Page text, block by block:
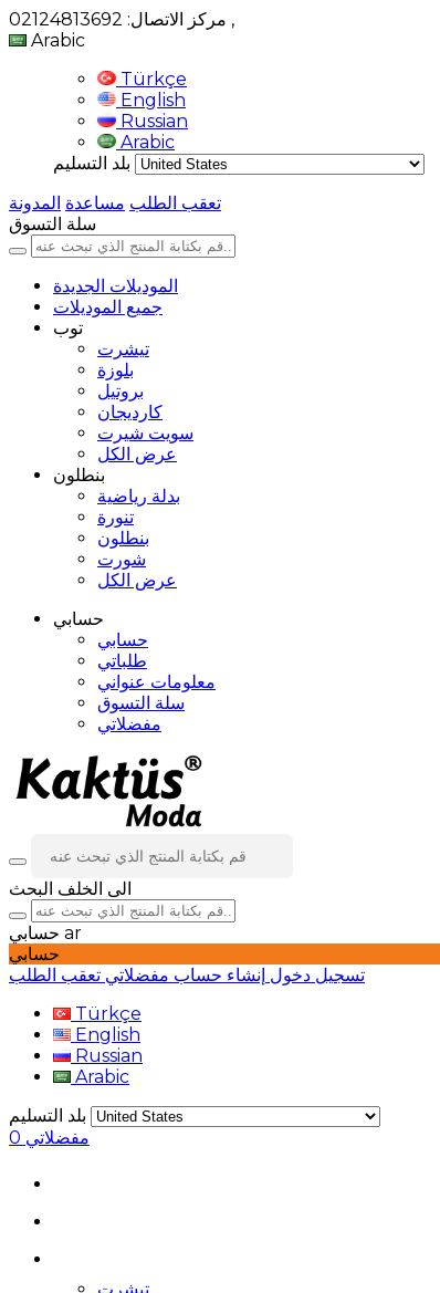
,
Arabic
Türkçe
English
Russian
Arabic
بلد التسليم
تعقب الطلب مساعدة المدونة
سلة التسوق
الموديلات الجديدة
جميع الموديلات
توب
تيشرت
بلوزة
بروتيل
كارديجان
سويت شيرت
عرض الكل
بنطلون
بدلة رياضية
تنورة
بنطلون
شورت
عرض الكل
حسابي
حسابي
طلباتي
معلومات عنواني
سلة التسوق
مفضلاتي
الى الخلف البحث
ar
حسابي
تسجيل دخول إنشاء حساب مفضلاتي تعقب الطلب
Türkçe
English
Russian
Arabic
بلد التسليم
مفضلاتي 0